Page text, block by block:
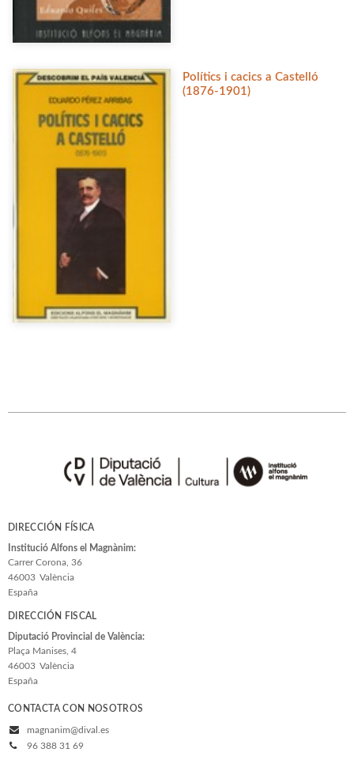
Polítics i cacics a Castelló
(1876-1901)
DIRECCIÓN FÍSICA
Institució Alfons el Magnànim:
Carrer Corona, 36
46003 València
España
DIRECCIÓN FISCAL
Diputació Provincial de València:
Plaça Manises, 4
46003 València
España
CONTACTA CON NOSOTROS
magnanim@dival.es
96 388 31 69